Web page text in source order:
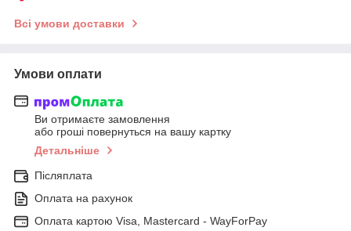
Всі умови доставки
Умови оплати
Ви отримаєте замовлення
або гроші повернуться на вашу картку
Детальніше
Післяплата
Оплата на рахунок
Оплата картою Visa, Mastercard - WayForPay